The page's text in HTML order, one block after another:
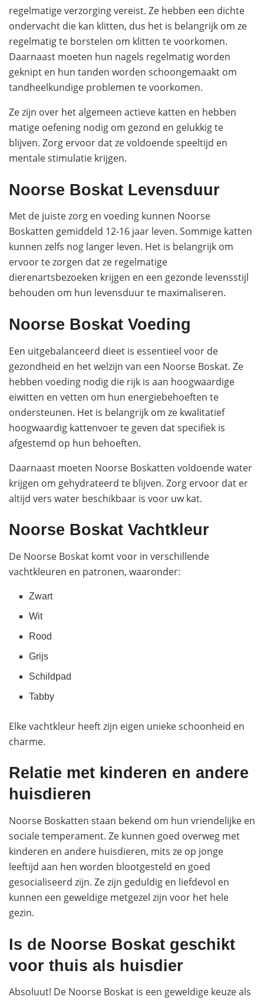
regelmatige verzorging vereist. Ze hebben een dichte
ondervacht die kan klitten, dus het is belangrijk om ze
regelmatig te borstelen om klitten te voorkomen.
Daarnaast moeten hun nagels regelmatig worden
geknipt en hun tanden worden schoongemaakt om
tandheelkundige problemen te voorkomen.
Ze zijn over het algemeen actieve katten en hebben
matige oefening nodig om gezond en gelukkig te
blijven. Zorg ervoor dat ze voldoende speeltijd en
mentale stimulatie krijgen.
Noorse Boskat Levensduur
Met de juiste zorg en voeding kunnen Noorse
Boskatten gemiddeld 12-16 jaar leven. Sommige katten
kunnen zelfs nog langer leven. Het is belangrijk om
ervoor te zorgen dat ze regelmatige
dierenartsbezoeken krijgen en een gezonde levensstijl
behouden om hun levensduur te maximaliseren.
Noorse Boskat Voeding
Een uitgebalanceerd dieet is essentieel voor de
gezondheid en het welzijn van een Noorse Boskat. Ze
hebben voeding nodig die rijk is aan hoogwaardige
eiwitten en vetten om hun energiebehoeften te
ondersteunen. Het is belangrijk om ze kwalitatief
hoogwaardig kattenvoer te geven dat specifiek is
afgestemd op hun behoeften.
Daarnaast moeten Noorse Boskatten voldoende water
krijgen om gehydrateerd te blijven. Zorg ervoor dat er
altijd vers water beschikbaar is voor uw kat.
Noorse Boskat Vachtkleur
De Noorse Boskat komt voor in verschillende
vachtkleuren en patronen, waaronder:
Zwart
Wit
Rood
Grijs
Schildpad
Tabby
Elke vachtkleur heeft zijn eigen unieke schoonheid en
charme.
Relatie met kinderen en andere
huisdieren
Noorse Boskatten staan bekend om hun vriendelijke en
sociale temperament. Ze kunnen goed overweg met
kinderen en andere huisdieren, mits ze op jonge
leeftijd aan hen worden blootgesteld en goed
gesocialiseerd zijn. Ze zijn geduldig en liefdevol en
kunnen een geweldige metgezel zijn voor het hele
gezin.
Is de Noorse Boskat geschikt
voor thuis als huisdier
Absoluut! De Noorse Boskat is een geweldige keuze als